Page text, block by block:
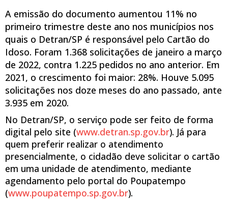
A emissão do documento aumentou 11% no
primeiro trimestre deste ano nos municípios nos
quais o Detran/SP é responsável pelo Cartão do
Idoso. Foram 1.368 solicitações de janeiro a março
de 2022, contra 1.225 pedidos no ano anterior. Em
2021, o crescimento foi maior: 28%. Houve 5.095
solicitações nos doze meses do ano passado, ante
3.935 em 2020.
No Detran/SP, o serviço pode ser feito de forma
digital pelo site (www.detran.sp.gov.br). Já para
quem preferir realizar o atendimento
presencialmente, o cidadão deve solicitar o cartão
em uma unidade de atendimento, mediante
agendamento pelo portal do Poupatempo
(www.poupatempo.sp.gov.br).